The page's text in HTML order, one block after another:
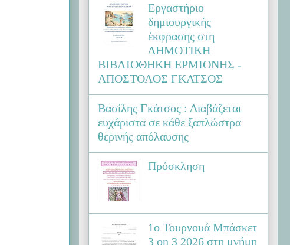
Εργαστήριο
δημιουργικής
έκφρασης στη
ΔΗΜΟΤΙΚΗ
ΒΙΒΛΙΟΘΗΚΗ ΕΡΜΙΟΝΗΣ -
ΑΠΟΣΤΟΛΟΣ ΓΚΑΤΣΟΣ
Βασίλης Γκάτσος : Διαβάζεται
ευχάριστα σε κάθε ξαπλώστρα
θερινής απόλαυσης
Πρόσκληση
1ο Τουρνουά Μπάσκετ
3 on 3 2026 στη μνήμη